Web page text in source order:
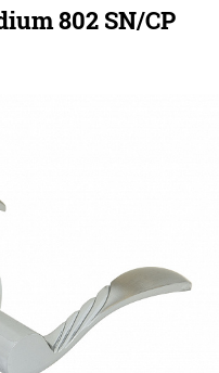
802 SN/CP